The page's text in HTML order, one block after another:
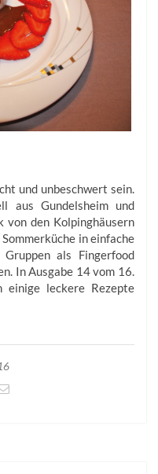
und unbeschwert sein.
aus Gundelsheim und
von den Kolpinghäusern
in einfache
als Fingerfood
In Ausgabe 14 vom 16.
leckere Rezepte